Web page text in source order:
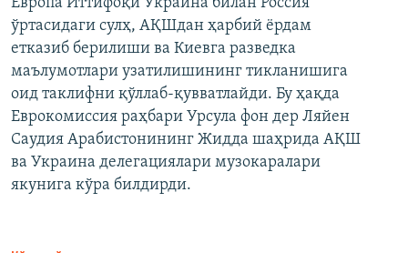
ўртасидаги сулҳ, АҚШдан ҳарбий ёрдам
етказиб берилиши ва Киевга разведка
маълумотлари узатилишининг тикланишига
оид таклифни қўллаб-қувватлайди. Бу ҳақда
Еврокомиссия раҳбари Урсула фон дер Ляйен
Саудия Арабистонининг Жидда шаҳрида АҚШ
ва Украина делегациялари музокаралари
якунига кўра билдирди.